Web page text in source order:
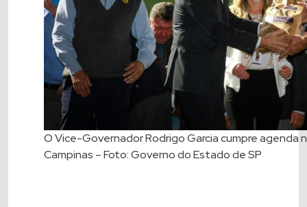
O Vice-Governador Rodrigo Garcia cumpre
Campinas – Foto: Governo do Estado de SP